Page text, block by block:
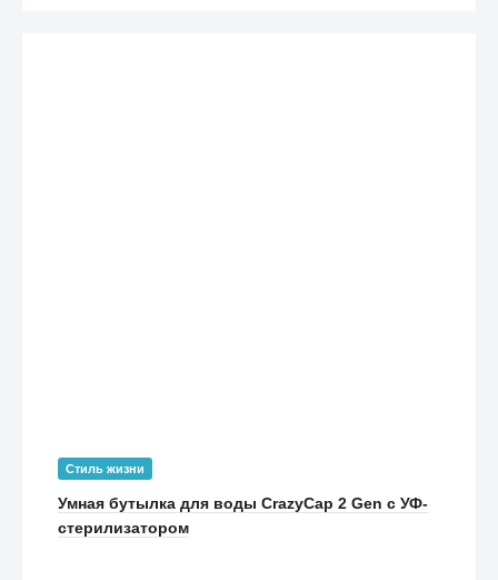
Стиль жизни
Умная бутылка для воды CrazyCap 2 Gen с УФ-
стерилизатором